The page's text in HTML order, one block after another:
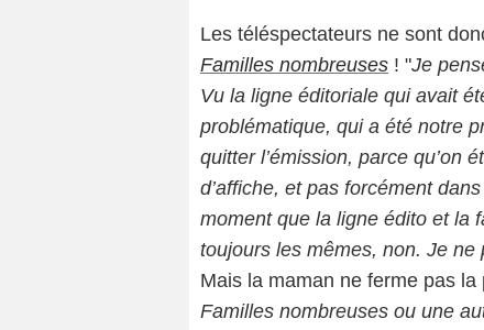
Les téléspectateurs ne sont
Familles nombreuses ! "Je
Vu la ligne éditoriale qui avait
problématique, qui a été notre
quitter l’émission, parce qu’on
d’affiche, et pas forcément
moment que la ligne édito et la
toujours les mêmes, non. Je
Mais la maman ne ferme pas
Familles nombreuses ou une